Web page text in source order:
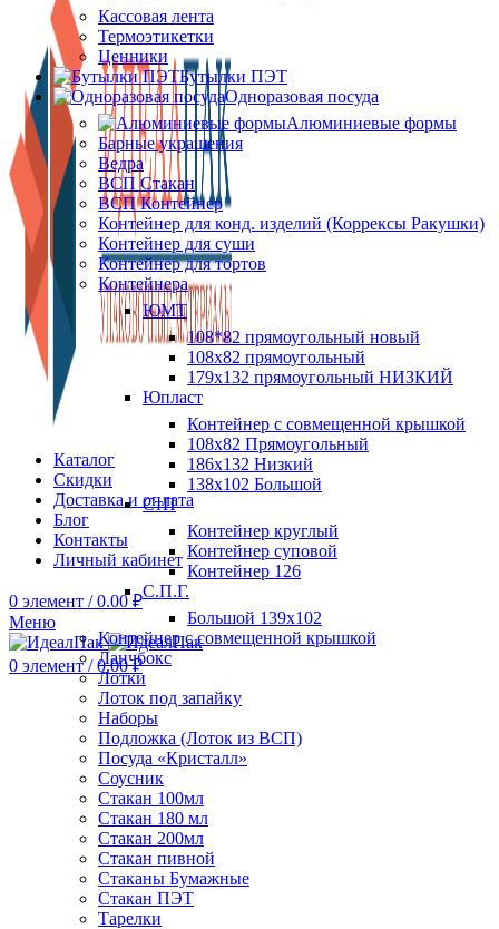
Каталог
Скидки
Доставка и оплата
Блог
Контакты
Личный кабинет
0 элемент / 0.00₽
Меню
0 элемент / 0.00₽
Кассовая лента
Термоэтикетки
Ценники
Бутылки ПЭТ
Одноразовая посуда
Алюминиевые формы
Барные украшения
Ведра
ВСП Стакан
ВСП Контейнер
Контейнер для конд. изделий (Коррексы Ракушки)
Контейнер для суши
Контейнер для тортов
Контейнера
ЮМТ
108*82 прямоугольный новый
108х82 прямоугольный
179х132 прямоугольный НИЗКИЙ
Юпласт
Контейнер с совмещенной крышкой
108х82 Прямоугольный
186х132 Низкий
138х102 Большой
СтП
Контейнер круглый
Контейнер суповой
Контейнер 126
С.П.Г.
Большой 139х102
Контейнер с совмещенной крышкой
Ланчбокс
Лотки
Лоток под запайку
Наборы
Подложка (Лоток из ВСП)
Посуда «Кристалл»
Соусник
Стакан 100мл
Стакан 180 мл
Стакан 200мл
Стакан пивной
Стаканы Бумажные
Стакан ПЭТ
Тарелки